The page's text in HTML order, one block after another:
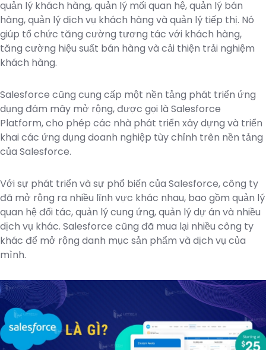
quản lý khách hàng, quản lý mối quan hệ, quản lý bán
hàng, quản lý dịch vụ khách hàng và quản lý tiếp thị. Nó
giúp tổ chức tăng cường tương tác với khách hàng,
tăng cường hiệu suất bán hàng và cải thiện trải nghiệm
khách hàng.
Salesforce cũng cung cấp một nền tảng phát triển ứng
dụng đám mây mở rộng, được gọi là Salesforce
Platform, cho phép các nhà phát triển xây dựng và triển
khai các ứng dụng doanh nghiệp tùy chỉnh trên nền tảng
của Salesforce.
Với sự phát triển và sự phổ biến của Salesforce, công ty
đã mở rộng ra nhiều lĩnh vực khác nhau, bao gồm quản lý
quan hệ đối tác, quản lý cung ứng, quản lý dự án và nhiều
dịch vụ khác. Salesforce cũng đã mua lại nhiều công ty
khác để mở rộng danh mục sản phẩm và dịch vụ của
mình.